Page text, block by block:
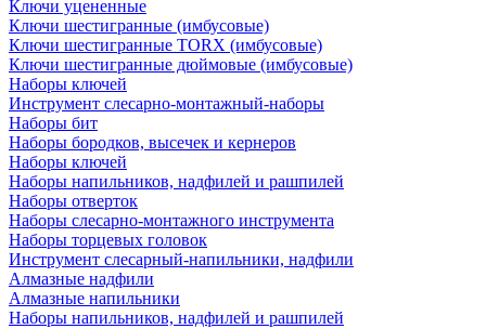
Ключи уцененные
Ключи шестигранные (имбусовые)
Ключи шестигранные TORX (имбусовые)
Ключи шестигранные дюймовые (имбусовые)
Наборы ключей
Инструмент слесарно-монтажный-наборы
Наборы бит
Наборы бородков, высечек и кернеров
Наборы ключей
Наборы напильников, надфилей и рашпилей
Наборы отверток
Наборы слесарно-монтажного инструмента
Наборы торцевых головок
Инструмент слесарный-напильники, надфили
Алмазные надфили
Алмазные напильники
Наборы напильников, надфилей и рашпилей